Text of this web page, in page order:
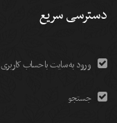
دسترسی سریع
ورود به سایت با حساب کاربری
جستجو